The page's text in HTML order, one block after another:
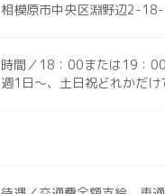
相模原市中央区淵野辺2-
時間／18：00または19：
週1日〜、土日祝どれかだけ